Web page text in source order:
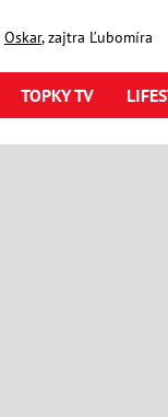
Oskar, zajtra Ľubomíra
TOPKY TV